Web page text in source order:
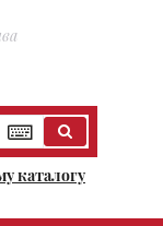
каталогу